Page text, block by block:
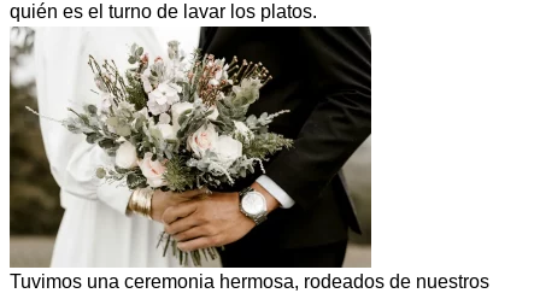
quién es el turno de lavar los platos.
Tuvimos una ceremonia hermosa, rodeados de nuestros